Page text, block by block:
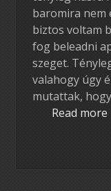
baromira nem
biztos voltam
fog beleadni
szeget.
valahogy úgy
mutattak,
Read more